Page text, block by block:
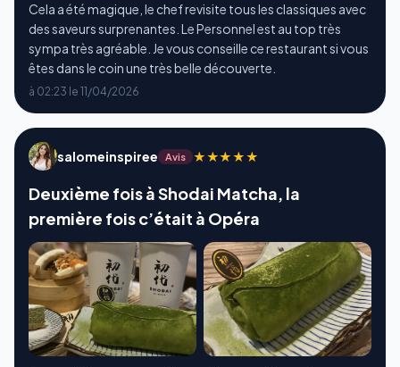
Cela a été magique, le chef revisite tous les classiques avec
des saveurs surprenantes. Le Personnel est au top très
sympa très agréable. Je vous conseille ce restaurant si vous
êtes dans le coin une très belle découverte.
à 02:23 le 11/04/2026
salomeinspiree Avis ★★★★★
Deuxième fois à Shodai Matcha, la
première fois c’était à Opéra